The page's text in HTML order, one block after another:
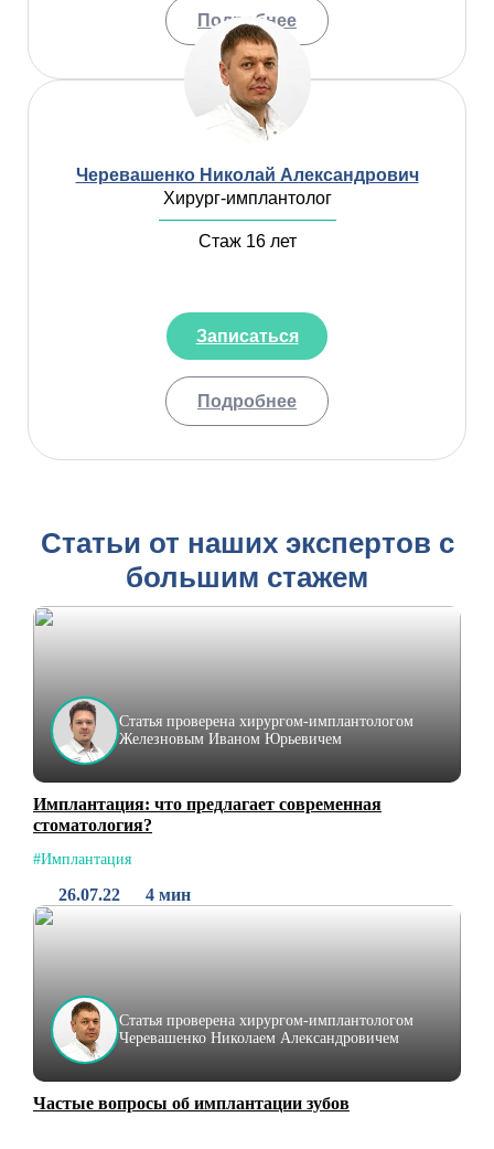
Подробнее
Черевашенко Николай Александрович
Хирург-имплантолог
Стаж 16 лет
Подробнее
Записаться
Статьи от наших экспертов с
большим стажем
Статья проверена хирургом-имплантологом
Железновым Иваном Юрьевичем
Имплантация: что предлагает современная
стоматология?
#Имплантация
26.07.22 4 мин
Статья проверена хирургом-имплантологом
Черевашенко Николаем Александровичем
Частые вопросы об имплантации зубов